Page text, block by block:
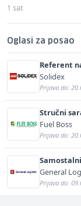
1 sat
Oglasi za posao
Referent
Solidex
Prijava do:
Stručni
Fuel Boss
Prijava do:
General
Prijava do: